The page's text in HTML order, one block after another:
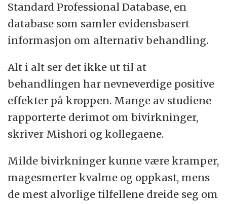
Standard Professional Database, en
database som samler evidensbasert
informasjon om alternativ behandling.
Alt i alt ser det ikke ut til at
behandlingen har nevneverdige positive
effekter på kroppen. Mange av studiene
rapporterte derimot om bivirkninger,
skriver Mishori og kollegaene.
Milde bivirkninger kunne være kramper,
magesmerter kvalme og oppkast, mens
de mest alvorlige tilfellene dreide seg om